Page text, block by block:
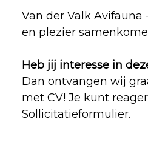
Van der Valk Avifauna
en plezier
Heb jij interesse in
Dan ontvangen wij
met CV! Je kunt
Sollicitatieformulier.